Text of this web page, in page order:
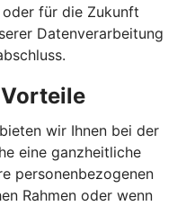
für die Zukunft
Datenverarbeitung
wir Ihnen bei der
eine ganzheitliche
personenbezogenen
Rahmen oder wenn